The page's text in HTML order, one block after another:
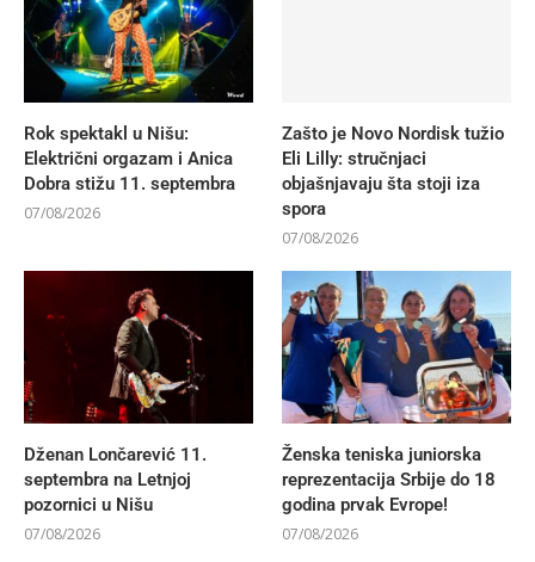
Rok spektakl u Nišu:
Električni orgazam i Anica
Dobra stižu 11. septembra
07/08/2026
Zašto je Novo Nordisk tužio
Eli Lilly: stručnjaci
objašnjavaju šta stoji iza
spora
07/08/2026
Dženan Lončarević 11.
septembra na Letnjoj
pozornici u Nišu
07/08/2026
Ženska teniska juniorska
reprezentacija Srbije do 18
godina prvak Evrope!
07/08/2026